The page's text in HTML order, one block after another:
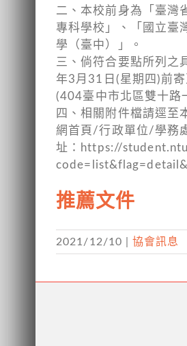
二、本校前身為「臺灣
專科學校」、「國立臺
學（臺中）」。
三、倘符合要點所列之
年3月31日(星期四)前
(404臺中市北區雙十路
四、相關附件檔請逕至
網首頁/行政單位/學務
址：https://
推薦文件
2021/12/10 協會訊息